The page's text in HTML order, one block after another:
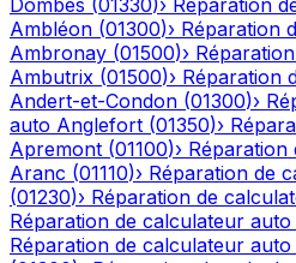
Ambléon (01300)› Réparation
Ambronay (01500)›
Ambutrix (01500)› Réparation
Andert-et-Condon (01300)›
auto Anglefort (01350)›
Apremont (01100)› Réparation
Aranc (01110)› Réparation de
(01230)› Réparation de
Réparation de calculateur auto
Réparation de calculateur auto